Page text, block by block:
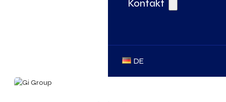
Kontakt
DE